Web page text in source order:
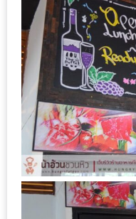
พร้อม
ชิม
และ
ช้อป
ที่
เดียว
ครบ
ที่
งาน
LEO
PRESENTS